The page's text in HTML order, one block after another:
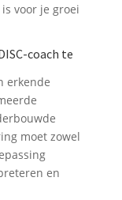
voor je groei
coach te
erkende
moet zowel
en